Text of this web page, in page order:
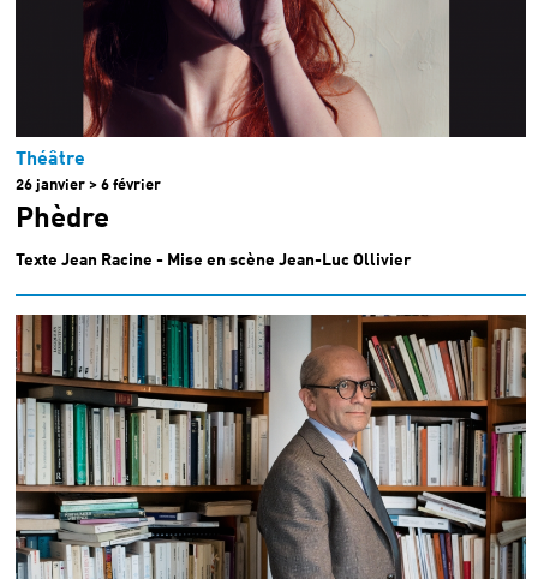
Théâtre
26 janvier > 6 février
Phèdre
Texte Jean Racine - Mise en scène Jean-Luc Ollivier